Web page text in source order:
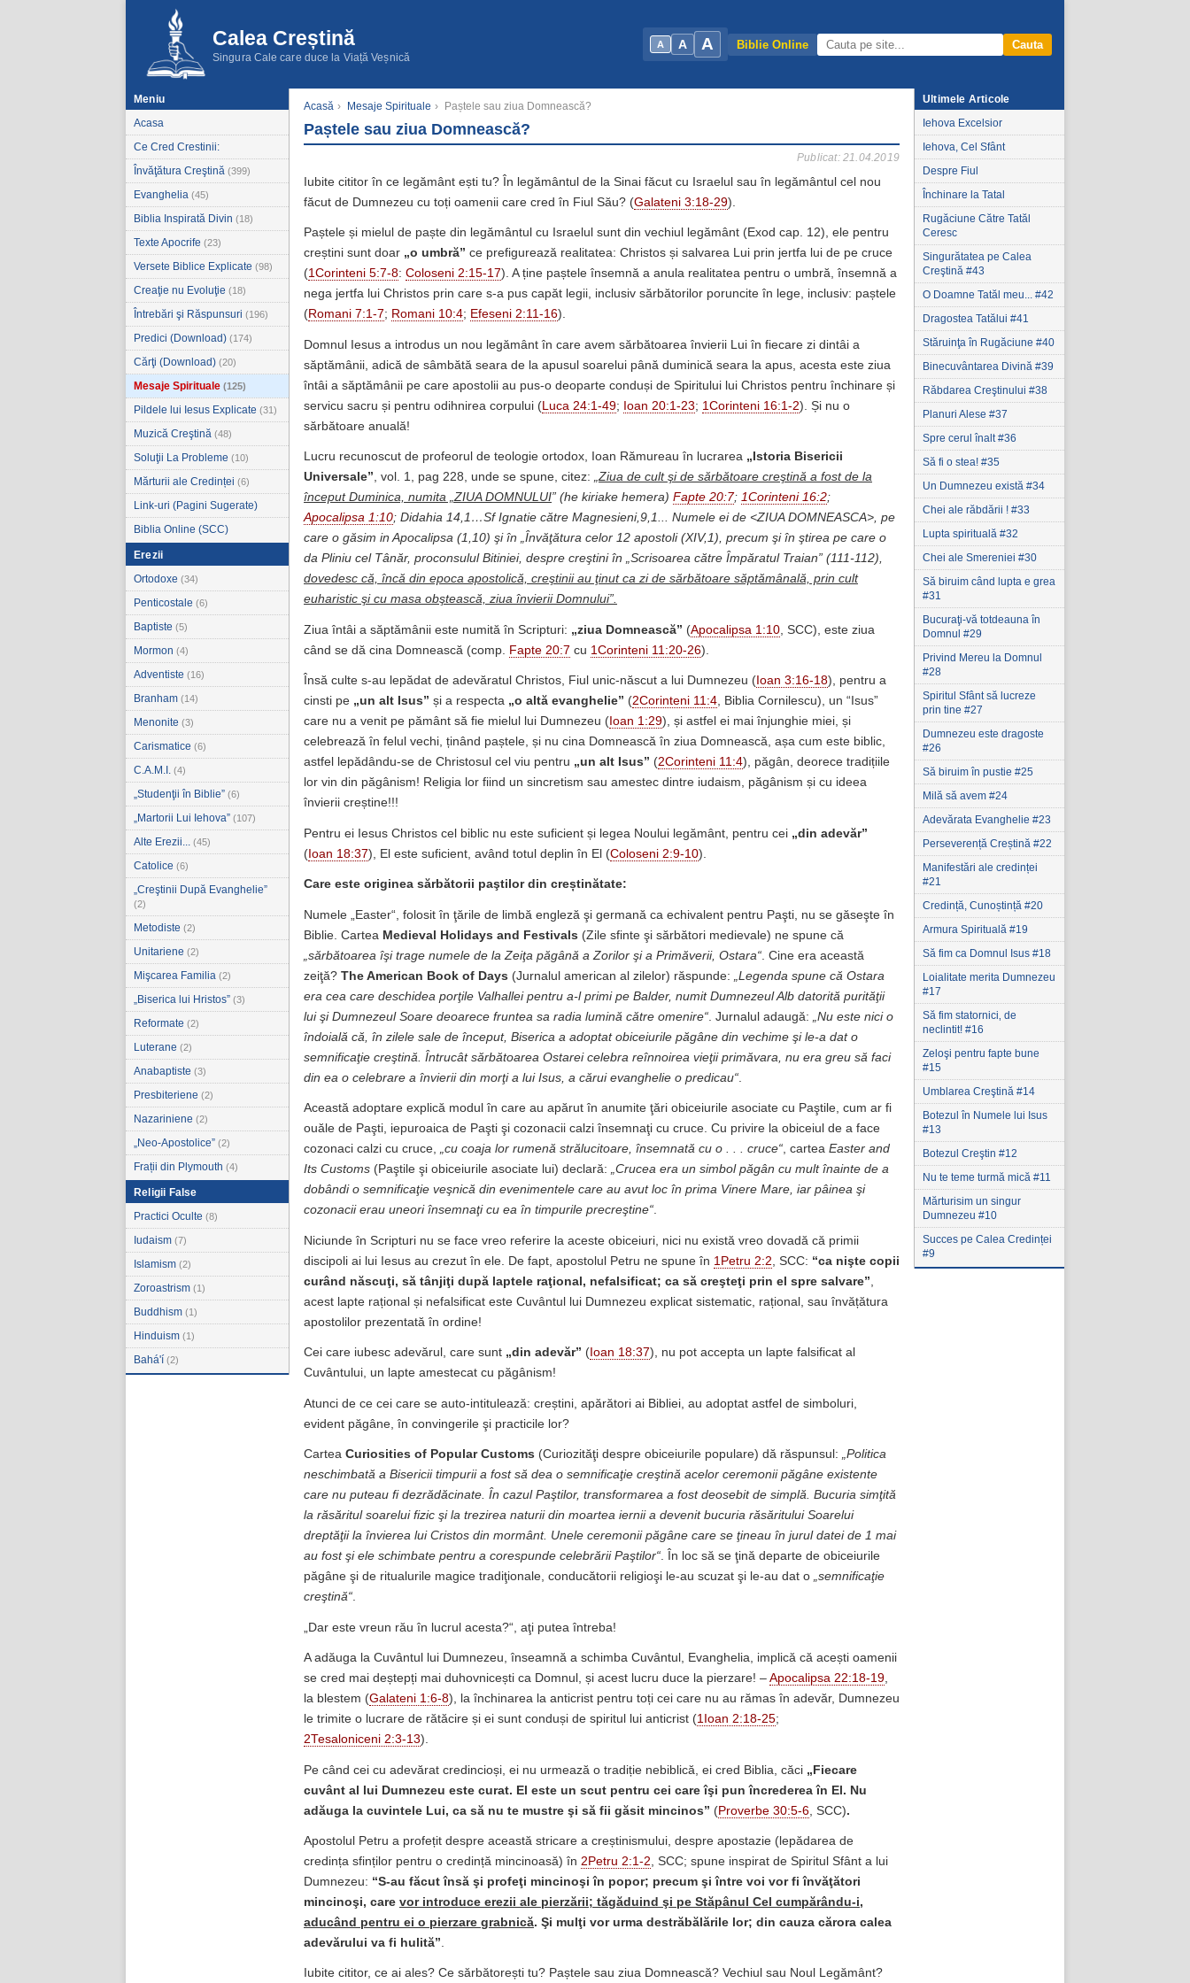
Calea Creștină
Singura Cale care duce la Viață Veșnică
A A A Biblie Online Cauta
Meniu
Acasa
Ce Cred Crestinii:
Învăţătura Creştină (399)
Evanghelia (45)
Biblia Inspirată Divin (18)
Texte Apocrife (23)
Versete Biblice Explicate (98)
Creaţie nu Evoluţie (18)
Întrebări şi Răspunsuri (196)
Predici (Download) (174)
Cărţi (Download) (20)
Mesaje Spirituale (125)
Pildele lui Iesus Explicate (31)
Muzică Creştină (48)
Soluţii La Probleme (10)
Mărturii ale Credinței (6)
Link-uri (Pagini Sugerate)
Biblia Online (SCC)
Erezii
Ortodoxe (34)
Penticostale (6)
Baptiste (5)
Mormon (4)
Adventiste (16)
Branham (14)
Menonite (3)
Carismatice (6)
C.A.M.I. (4)
„Studenţii în Biblie” (6)
„Martorii Lui Iehova” (107)
Alte Erezii... (45)
Catolice (6)
„Creştinii După Evanghelie”
(2)
Metodiste (2)
Unitariene (2)
Mişcarea Familia (2)
„Biserica lui Hristos” (3)
Reformate (2)
Luterane (2)
Anabaptiste (3)
Presbiteriene (2)
Nazariniene (2)
„Neo-Apostolice” (2)
Frații din Plymouth (4)
Religii False
Practici Oculte (8)
Iudaism (7)
Islamism (2)
Zoroastrism (1)
Buddhism (1)
Hinduism (1)
Bahá'í (2)
Acasă › Mesaje Spirituale › Paștele sau ziua Domnească?
Paștele sau ziua Domnească?
Publicat: 21.04.2019
Iubite cititor în ce legământ ești tu? În legământul de la Sinai făcut cu Israelul sau în legământul cel nou
făcut de Dumnezeu cu toți oamenii care cred în Fiul Său? (Galateni 3:18-29).
Paștele și mielul de paște din legământul cu Israelul sunt din vechiul legământ (Exod cap. 12), ele pentru
creștini sunt doar „o umbră” ce prefigurează realitatea: Christos și salvarea Lui prin jertfa lui de pe cruce
(1Corinteni 5:7-8: Coloseni 2:15-17). A ține paștele însemnă a anula realitatea pentru o umbră, însemnă a
nega jertfa lui Christos prin care s-a pus capăt legii, inclusiv sărbătorilor poruncite în lege, inclusiv: paștele
(Romani 7:1-7; Romani 10:4; Efeseni 2:11-16).
Domnul Iesus a introdus un nou legământ în care avem sărbătoarea învierii Lui în fiecare zi dintâi a
săptămânii, adică de sâmbătă seara de la apusul soarelui până duminică seara la apus, acesta este ziua
întâi a săptămânii pe care apostolii au pus-o deoparte conduși de Spiritului lui Christos pentru închinare și
servicu sacru și pentru odihnirea corpului ( Luca 24:1-49; Ioan 20:1-23; 1Corinteni 16:1-2). Și nu o
sărbătoare anuală!
Lucru recunoscut de profeorul de teologie ortodox, Ioan Rămureau în lucrarea „Istoria Bisericii
Universale”, vol. 1, pag 228, unde se spune, citez: „Ziua de cult şi de sărbătoare creştină a fost de la
început Duminica, numita „ZIUA DOMNULUI” (he kiriake hemera) Fapte 20:7; 1Corinteni 16:2;
Apocalipsa 1:10; Didahia 14,1…Sf Ignatie către Magnesieni,9,1... Numele ei de <ZIUA DOMNEASCA>, pe
care o găsim in Apocalipsa (1,10) şi în „Învăţătura celor 12 apostoli (XIV,1), precum şi în ştirea pe care o
da Pliniu cel Tânăr, proconsulul Bitiniei, despre creştini în „Scrisoarea către Împăratul Traian” (111-112),
dovedesc că, încă din epoca apostolică, creştinii au ţinut ca zi de sărbătoare săptămânală, prin cult
euharistic şi cu masa obştească, ziua învierii Domnului”.
Ziua întâi a săptămânii este numită în Scripturi: „ziua Domnească” (Apocalipsa 1:10 , SCC), este ziua
când se dă cina Domnească (comp.
Fapte 20:7 cu 1Corinteni 11:20-26).
Însă culte s-au lepădat de adevăratul Christos, Fiul unic-născut a lui Dumnezeu ( Ioan 3:16-18), pentru a
cinsti pe „un alt Isus” și a respecta „o altă evanghelie” (2Corinteni 11:4, Biblia Cornilescu), un “Isus”
care nu a venit pe pământ să fie mielul lui Dumnezeu ( Ioan 1:29), și astfel ei mai înjunghie miei, și
celebrează în felul vechi, ținând paștele, și nu cina Domnească în ziua Domnească, așa cum este biblic,
astfel lepădându-se de Christosul cel viu pentru „un alt Isus” (2Corinteni 11:4), păgân, deorece tradițiile
lor vin din păgânism! Religia lor fiind un sincretism sau amestec dintre iudaism, păgânism și cu ideea
învierii creștine!!!
Pentru ei Iesus Christos cel biblic nu este suficient și legea Noului legământ, pentru cei „din adevăr”
( Ioan 18:37), El este suficient, având totul deplin în El (Coloseni 2:9-10).
Care este originea sărbătorii paştilor din creștinătate:
Numele „Easter“, folosit în ţările de limbă engleză şi germană ca echivalent pentru Paşti, nu se găseşte în
Biblie. Cartea Medieval Holidays and Festivals (Zile sfinte şi sărbători medievale) ne spune că
„sărbătoarea îşi trage numele de la Zeiţa păgână a Zorilor şi a Primăverii, Ostara“ . Cine era această
zeiţă? The American Book of Days (Jurnalul american al zilelor) răspunde:
„Legenda spune că Ostara
era cea care deschidea porţile Valhallei pentru a-l primi pe Balder, numit Dumnezeul Alb datorită purităţii
lui şi Dumnezeul Soare deoarece fruntea sa radia lumină către omenire“ . Jurnalul adaugă:
„Nu este nici o
îndoială că, în zilele sale de început, Biserica a adoptat obiceiurile păgâne din vechime şi le-a dat o
semnificaţie creştină. Întrucât sărbătoarea Ostarei celebra reînnoirea vieţii primăvara, nu era greu să faci
din ea o celebrare a învierii din morţi a lui Isus, a cărui evanghelie o predicau“
Această adoptare explică modul în care au apărut în anumite ţări obiceiurile asociate cu Paştile, cum ar fi
ouăle de Paşti, iepuroaica de Paşti şi cozonacii calzi însemnaţi cu cruce. Cu privire la obiceiul de a face
cozonaci calzi cu cruce, „cu coaja lor rumenă strălucitoare, însemnată cu o . . . cruce“, cartea Easter and
Its Customs (Paştile şi obiceiurile asociate lui) declară: „Crucea era un simbol păgân cu mult înainte de a
dobândi o semnificaţie veşnică din evenimentele care au avut loc în prima Vinere Mare, iar pâinea şi
cozonacii erau uneori însemnaţi cu ea în timpurile precreştine“.
Niciunde în Scripturi nu se face vreo referire la aceste obiceiuri, nici nu există vreo dovadă că primii
discipoli ai lui Iesus au crezut în ele. De fapt, apostolul Petru ne spune în 1Petru 2:2 , SCC: “ca nişte copii
curând născuţi, să tânjiţi după laptele raţional, nefalsificat; ca să creşteţi prin el spre salvare”
acest lapte rațional și nefalsificat este Cuvântul lui Dumnezeu explicat sistematic, rațional, sau învățătura
apostolilor prezentată în ordine!
Cei care iubesc adevărul, care sunt „din adevăr” ( Ioan 18:37), nu pot accepta un lapte falsificat al
Cuvântului, un lapte amestecat cu păgânism!
Atunci de ce cei care se auto-intitulează: creștini, apărători ai Bibliei, au adoptat astfel de simboluri,
evident păgâne, în convingerile şi practicile lor?
Cartea Curiosities of Popular Customs (Curiozităţi despre obiceiurile populare) dă răspunsul: „Politica
neschimbată a Bisericii timpurii a fost să dea o semnificaţie creştină acelor ceremonii păgâne existente
care nu puteau fi dezrădăcinate. În cazul Paştilor, transformarea a fost deosebit de simplă. Bucuria simţită
la răsăritul soarelui fizic şi la trezirea naturii din moartea iernii a devenit bucuria răsăritului Soarelui
dreptăţii la învierea lui Cristos din mormânt. Unele ceremonii păgâne care se ţineau în jurul datei de 1 mai
au fost şi ele schimbate pentru a corespunde celebrării Paştilor“. În loc să se ţină departe de obiceiurile
păgâne şi de ritualurile magice tradiţionale, conducătorii religioşi le-au scuzat şi le-au dat o „semnificaţie
creştină“.
„Dar este vreun rău în lucrul acesta?“, aţi putea întreba!
A adăuga la Cuvântul lui Dumnezeu, înseamnă a schimba Cuvântul, Evanghelia, implică că acești oamenii
se cred mai deștepți mai duhovnicești ca Domnul, și acest lucru duce la pierzare! – Apocalipsa 22:18-19,
la blestem (Galateni 1:6-8), la închinarea la anticrist pentru toți cei care nu au rămas în adevăr, Dumnezeu
le trimite o lucrare de rătăcire și ei sunt conduși de spiritul lui anticrist (1Ioan 2:18-25;
2Tesaloniceni 2:3-13).
Pe când cei cu adevărat credincioși, ei nu urmează o tradiție nebiblică, ei cred Biblia, căci „Fiecare
cuvânt al lui Dumnezeu este curat. El este un scut pentru cei care îşi pun încrederea în El. Nu
adăuga la cuvintele Lui, ca să nu te mustre şi să fii găsit mincinos” (Proverbe 30:5-6 , SCC).
Apostolul Petru a profețit despre această stricare a creștinismului, despre apostazie (lepădarea de
credința sfinților pentru o credință mincinoasă) în 2Petru 2:1-2 , SCC; spune inspirat de Spiritul Sfânt a lui
Dumnezeu: “S-au făcut însă şi profeţi mincinoşi în popor; precum şi între voi vor fi învăţători
mincinoşi, care vor introduce erezii ale pierzării; tăgăduind şi pe Stăpânul Cel cumpărându-i,
aducând pentru ei o pierzare grabnică. Şi mulţi vor urma destrăbălările lor; din cauza cărora calea
adevărului va fi hulită”
Iubite cititor, ce ai ales? Ce sărbătorești tu? Paștele sau ziua Domnească? Vechiul sau Noul Legământ?
Ultimele Articole
Iehova Excelsior
Iehova, Cel Sfânt
Despre Fiul
Închinare la Tatal
Rugăciune Către Tatăl
Ceresc
Singurătatea pe Calea
Creştină #43
O Doamne Tatăl meu... #42
Dragostea Tatălui #41
Stăruinţa în Rugăciune #40
Binecuvântarea Divină #39
Răbdarea Creştinului #38
Planuri Alese #37
Spre cerul înalt #36
Să fi o stea! #35
Un Dumnezeu există #34
Chei ale răbdării ! #33
Lupta spirituală #32
Chei ale Smereniei #30
Să biruim când lupta e grea
#31
Bucuraţi-vă totdeauna în
Domnul #29
Privind Mereu la Domnul
#28
Spiritul Sfânt să lucreze
prin tine #27
Dumnezeu este dragoste
#26
Să biruim în pustie #25
Milă să avem #24
Adevărata Evanghelie #23
Perseverență Creștină #22
Manifestări ale credinței
#21
Credință, Cunoștință #20
Armura Spirituală #19
Să fim ca Domnul Isus #18
Loialitate merita Dumnezeu
#17
Să fim statornici‚ de
neclintit! #16
Zeloşi pentru fapte bune
#15
Umblarea Creştină #14
Botezul în Numele lui Isus
#13
Botezul Creştin #12
Nu te teme turmă mică #11
Mărturisim un singur
Dumnezeu #10
Succes pe Calea Credinței
#9